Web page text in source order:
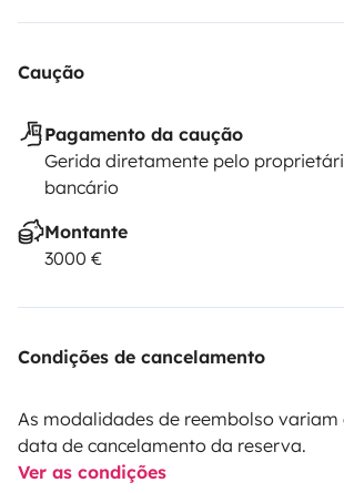
Caução
Pagamento da caução
Gerida diretamente pelo
bancário
Montante
3000 €
Condições de cancelamento
As modalidades de reembolso variam
data de cancelamento da reserva.
Ver as condições